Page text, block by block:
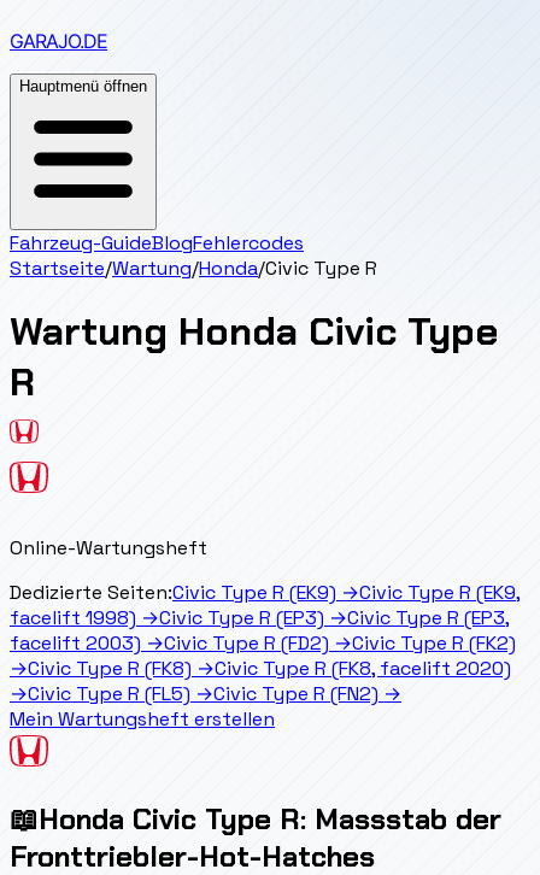
GARAJO.DE
Hauptmenü öffnen
Fahrzeug-GuideBlogFehlercodes
Startseite/Wartung/Honda/Civic Type R
Wartung Honda Civic Type
R
Online-Wartungsheft
Dedizierte Seiten:Civic Type R (EK9) →Civic Type R (EK9,
facelift 1998) →Civic Type R (EP3) →Civic Type R (EP3,
facelift 2003) →Civic Type R (FD2) →Civic Type R (FK2)
→Civic Type R (FK8) →Civic Type R (FK8, facelift 2020)
→Civic Type R (FL5) →Civic Type R (FN2) →
Mein Wartungsheft erstellen
📖Honda Civic Type R: Massstab der
Fronttriebler-Hot-Hatches